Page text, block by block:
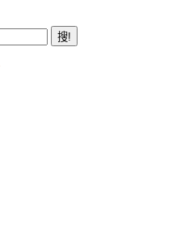
搜!